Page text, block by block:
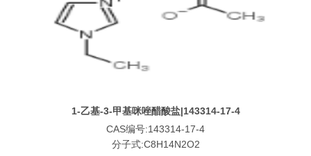
1-乙基-3-甲基咪唑醋酸盐|143314-17-4
CAS编号:143314-17-4
分子式:C8H14N2O2